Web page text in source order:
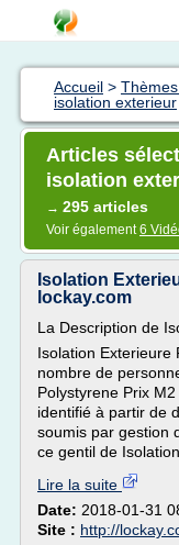
Accueil >
isolation exterieur
Articles
isolation
→ 295 articles
Voir également6
Isolation
lockay.com
La Description de
Isolation Exterieure
nombre de
Polystyrene Prix
identifié à partir de
soumis par gestion
ce gentil de
Lire la suite
Date: 2018-01-31
Site : http://